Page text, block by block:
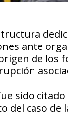
ante
de los
sido
del caso de